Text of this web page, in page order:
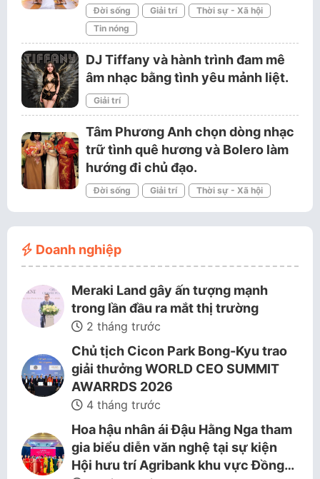
Đời sống Giải trí
Thời sự - Xã hội
Tin nóng
DJ Tiffany và hành trình đam mê
âm nhạc bằng tình yêu mảnh liệt.
Giải trí
Tâm Phương Anh chọn dòng nhạc
trữ tình quê hương và Bolero làm
hướng đi chủ đạo.
Đời sống Giải trí Thời sự - Xã hội
Doanh nghiệp
Meraki Land gây ấn tượng mạnh
trong lần đầu ra mắt thị trường
2 tháng trước
Chủ tịch Cicon Park Bong-Kyu trao
giải thưởng WORLD CEO SUMMIT
AWARRDS 2026
4 tháng trước
Hoa hậu nhân ái Đậu Hằng Nga tham
gia biểu diễn văn nghệ tại sự kiện
Hội hưu trí Agribank khu vực Đồng…